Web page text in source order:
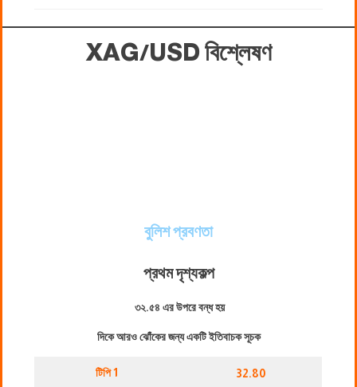
XAG/USDবিশ্লেষণ
বুলিশ প্রবণতা
প্রথম দৃশ্যকল্প
৩২.৫৪ এর উপরে বন্ধ হয়
দিকে আরও ঝোঁকের জন্য একটি ইতিবাচক সূচক
টিপি 1 32.80